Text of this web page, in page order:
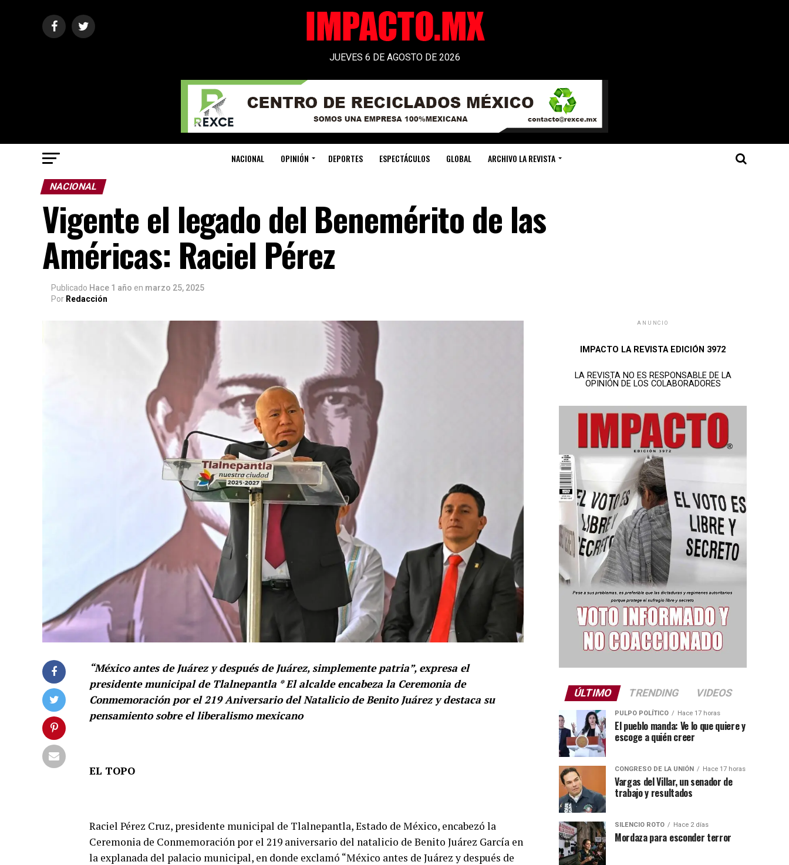
JUEVES 6 DE AGOSTO DE 2026
NACIONAL OPINIÓN DEPORTES ESPECTÁCULOS GLOBAL ARCHIVO LA REVISTA
NACIONAL
Vigente el legado del Benemérito de las
Américas: Raciel Pérez
Publicado Hace 1 año en marzo 25, 2025
Por Redacción
“México antes de Juárez y después de Juárez, simplemente patria”, expresa el
presidente municipal de Tlalnepantla * El alcalde encabeza la Ceremonia de
Conmemoración por el 219 Aniversario del Natalicio de Benito Juárez y destaca su
pensamiento sobre el liberalismo mexicano
EL TOPO
Raciel Pérez Cruz, presidente municipal de Tlalnepantla, Estado de México, encabezó la
Ceremonia de Conmemoración por el 219 aniversario del natalicio de Benito Juárez García en
la explanada del palacio municipal, en donde exclamó “México antes de Juárez y después de
ANUNCIO
IMPACTO LA REVISTA EDICIÓN 3972
LA REVISTA NO ES RESPONSABLE DE LA
OPINIÓN DE LOS COLABORADORES
ÚLTIMO TRENDING VIDEOS
PULPO POLÍTICO Hace 17 horas
El pueblo manda: Ve lo que quiere y
escoge a quién creer
CONGRESO DE LA UNIÓN Hace 17 horas
Vargas del Villar, un senador de
trabajo y resultados
SILENCIO ROTO Hace 2 días
Mordaza para esconder terror